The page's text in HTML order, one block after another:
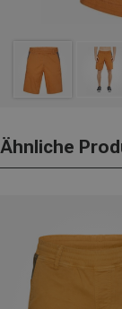
Ähnliche